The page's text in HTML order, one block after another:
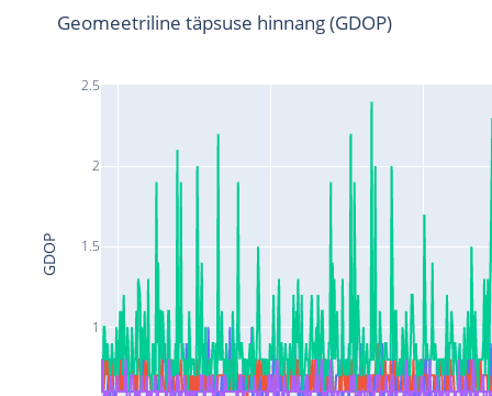
1
1.5
2
2.5
Geomeetriline täpsuse hinnang (GDOP)
GDOP